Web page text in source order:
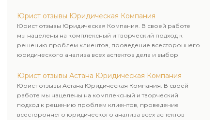
Юрист отзывы Юридическая Компания
Юрист отзывы Юридическая Компания. В своей работе
мы нацелены на комплексный и творческий подход к
решению проблем клиентов, проведение всестороннего
юридического анализа всех аспектов дела и выбор
Юрист отзывы Астана Юридическая Компания
Юрист отзывы Астана Юридическая Компания. В своей
работе мы нацелены на комплексный и творческий
подход к решению проблем клиентов, проведение
всестороннего юридического анализа всех аспектов